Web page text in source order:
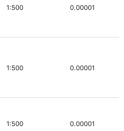
1:500 0.00001
1:500 0.00001
1:500 0.00001